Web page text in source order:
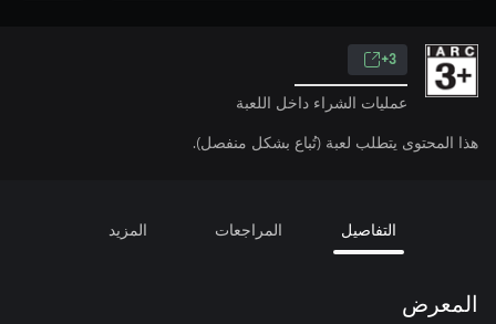
3+
عمليات الشراء داخل اللعبة
هذا المحتوى يتطلب لعبة (تُباع بشكل منفصل).
التفاصيل المراجعات المزيد
المعرض